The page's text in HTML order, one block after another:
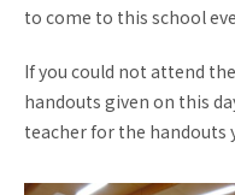
to come to this school
If you could not attend
handouts given on this
teacher for the handouts